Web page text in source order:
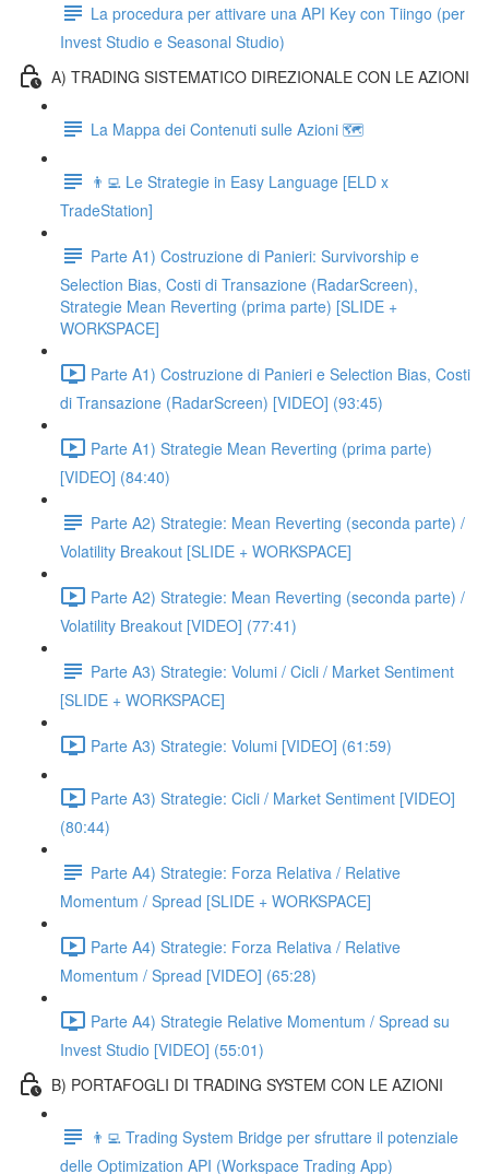
La procedura per attivare una API Key con Tiingo (per
Invest Studio e Seasonal Studio)
A) TRADING SISTEMATICO DIREZIONALE CON LE AZIONI
La Mappa dei Contenuti sulle Azioni 🗺
👨‍💻 Le Strategie in Easy Language [ELD x
TradeStation]
Parte A1) Costruzione di Panieri: Survivorship e
Selection Bias, Costi di Transazione (RadarScreen),
Strategie Mean Reverting (prima parte) [SLIDE +
WORKSPACE]
Parte A1) Costruzione di Panieri e Selection Bias, Costi
di Transazione (RadarScreen) [VIDEO] (93:45)
Parte A1) Strategie Mean Reverting (prima parte)
[VIDEO] (84:40)
Parte A2) Strategie: Mean Reverting (seconda parte) /
Volatility Breakout [SLIDE + WORKSPACE]
Parte A2) Strategie: Mean Reverting (seconda parte) /
Volatility Breakout [VIDEO] (77:41)
Parte A3) Strategie: Volumi / Cicli / Market Sentiment
[SLIDE + WORKSPACE]
Parte A3) Strategie: Volumi [VIDEO] (61:59)
Parte A3) Strategie: Cicli / Market Sentiment [VIDEO]
(80:44)
Parte A4) Strategie: Forza Relativa / Relative
Momentum / Spread [SLIDE + WORKSPACE]
Parte A4) Strategie: Forza Relativa / Relative
Momentum / Spread [VIDEO] (65:28)
Parte A4) Strategie Relative Momentum / Spread su
Invest Studio [VIDEO] (55:01)
B) PORTAFOGLI DI TRADING SYSTEM CON LE AZIONI
👨‍💻 Trading System Bridge per sfruttare il potenziale
delle Optimization API (Workspace Trading App)